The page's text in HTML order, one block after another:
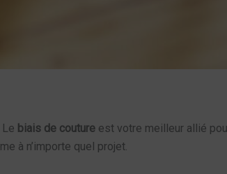
biais de couture est votre meilleur allié
à n’importe quel projet.